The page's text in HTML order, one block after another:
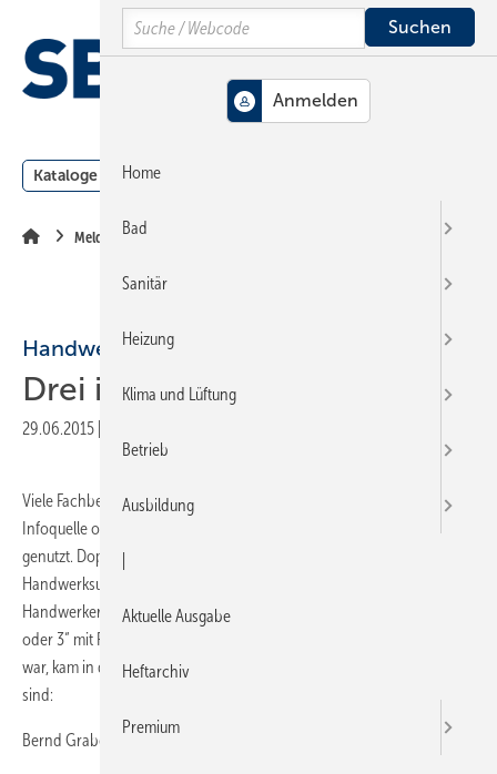
Hauptinhalt
Hauptmenü
SiteSearch
Kataloge Meldungen
Meldungen
Handwerkermarke
Drei ipad mini verlost
29.06.2015
Viele Fachbesucher haben die Hamburger Messe GET Nord als
Infoquelle oder als Forum für persönliche Kontakte gewinnbringend
genutzt. Doppelt gewonnen haben dabei drei Fachleute aus
Handwerksunternehmen. Sie machten auch am Messestand der
Handwerkermarke Station und beteiligten sich am Spielquiz „SHK 1, 2
oder 3“ mit Fragen rund um die Handwerkermarke. Wer besonders gut
war, kam in die Verlosung eines ipad mini. Die drei neuen Besitzer
sind:
Bernd Grabow aus Karwitz,
Search
Home
Bad
Sanitär
Heizung
Klima und Lüftung
Betrieb
Ausbildung
Aktuelle Ausgabe
Heftarchiv
Premium